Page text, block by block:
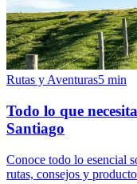
Rutas y Aventuras5 min
Todo lo que
Santiago
Conoce todo lo esencial
rutas, consejos y